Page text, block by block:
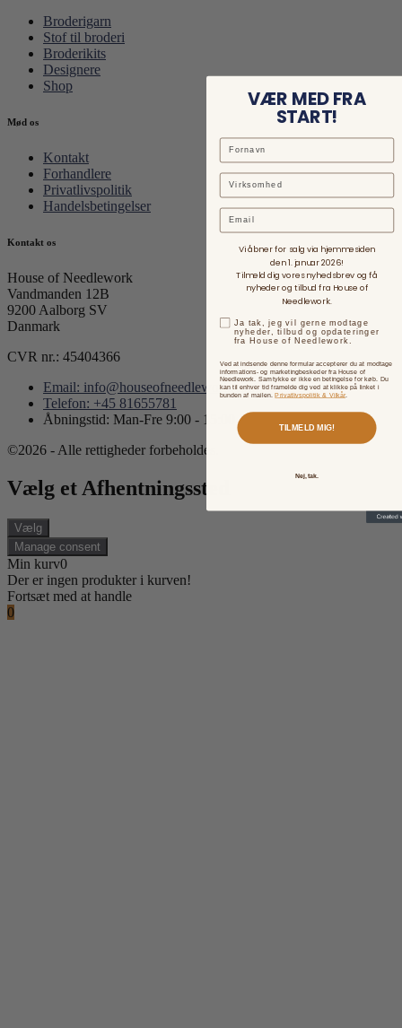
Broderigarn
Stof til broderi
Broderikits
Designere
Shop
Mød os
Kontakt
Forhandlere
Privatlivspolitik
Handelsbetingelser
Kontakt os
House of Needlework
Vandmanden 12B
9200 Aalborg SV
Danmark
CVR nr.: 45404366
Email: info@houseofneedlework.com
Telefon: +45 81655781
Åbningstid: Man-Fre 9:00 - 15:00
©2026 - Alle rettigheder forbeholdes.
Vælg et Afhentningssted
Vælg
Manage consent
Min kurv0
Der er ingen produkter i kurven!
Fortsæt med at handle
0
VÆR MED FRA
START!
Email
Vi åbner for salg via hjemmesiden
den 1. januar 2026!
Tilmeld dig vores nyhedsbrev og få
nyheder og tilbud fra House of
Needlework.
Ja tak, jeg vil gerne modtage
nyheder, tilbud og opdateringer
fra House of Needlework.
Ved at indsende denne formular accepterer du at modtage
informations- og marketingbeskeder fra House of
Needlework. Samtykke er ikke en betingelse for køb. Du
kan til enhver tid framelde dig ved at klikke på linket i
bunden af mailen.Privatlivspolitik & Vilkår.
TILMELD MIG!
Nej, tak.